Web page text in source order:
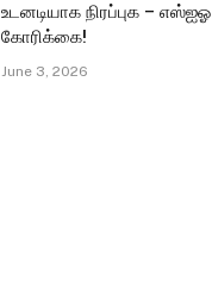
உடனடியாக நிரப்புக – எஸ்ஐஓ
கோரிக்கை!
June 3, 2026